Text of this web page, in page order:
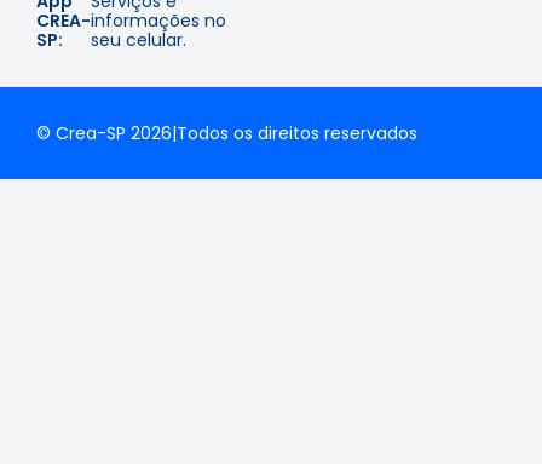
CREA-
SP:
informações no
seu celular.
© Crea-SP 2026|Todos os direitos reservados